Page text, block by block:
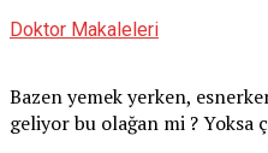
Doktor Makaleleri
Bazen yemek yerken,
geliyor bu olağan mi ? Yoksa